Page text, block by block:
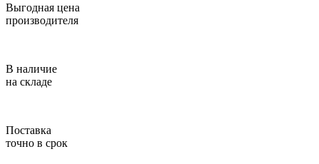
Выгодная цена
производителя
В наличие
на складе
Поставка
точно в срок